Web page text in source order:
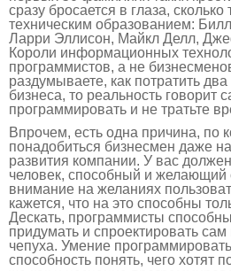
сразу бросается в глаза,
техническим образованием:
Ларри Эллисон, Майкл Делл,
Короли информационных
программистов, а не
раздумываете, как потратить
бизнеса, то реальность говорит
программировать и не тратьте
Впрочем, есть одна причина, по
понадобиться бизнесмен даже
развития компании. У вас
человек, способный и желающий
внимание на желаниях
кажется, что на это способны
Дескать, программисты
придумать и спроектировать
чепуха. Умение
способность понять, чего хотят